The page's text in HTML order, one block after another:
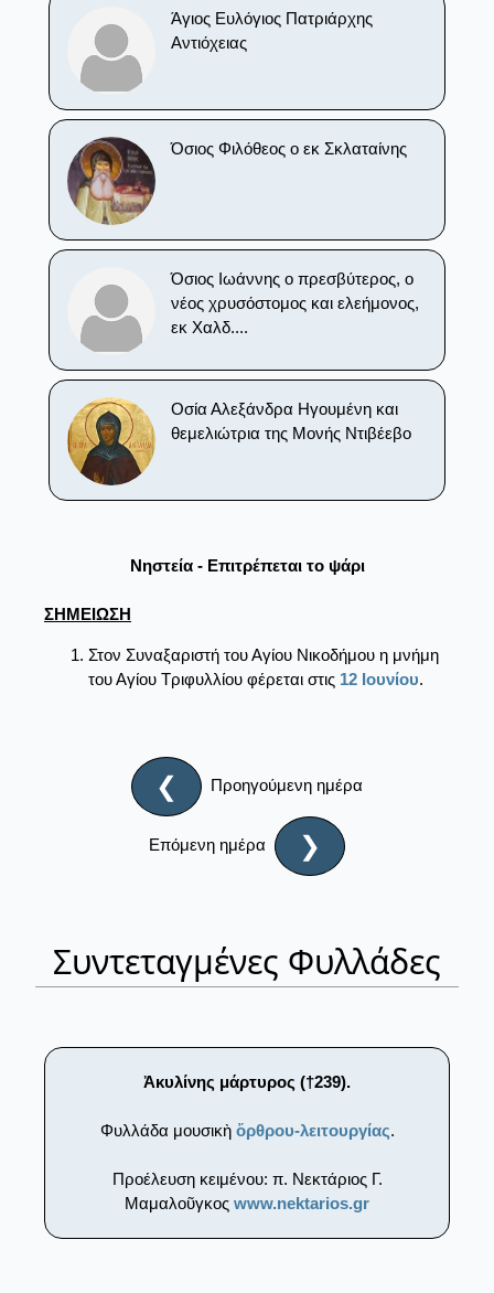
Άγιος Ευλόγιος Πατριάρχης
Αντιόχειας
Όσιος Φιλόθεος ο εκ Σκλαταίνης
Όσιος Ιωάννης ο πρεσβύτερος, ο
νέος χρυσόστομος και ελεήμονος,
εκ Χαλδ....
Οσία Αλεξάνδρα Ηγουμένη και
θεμελιώτρια της Μονής Ντιβέεβο
Νηστεία - Επιτρέπεται το ψάρι
ΣΗΜΕΙΩΣΗ
Στον Συναξαριστή του Αγίου Νικοδήμου η μνήμη
του Αγίου Τριφυλλίου φέρεται στις 12 Ιουνίου.
❮ Προηγούμενη ημέρα
Επόμενη ημέρα ❯
Συντεταγμένες Φυλλάδες
Ἀκυλίνης μάρτυρος (†239).
Φυλλάδα μουσικὴ ὄρθρου-λειτουργίας.
Προέλευση κειμένου: π. Νεκτάριος Γ.
Μαμαλοῦγκος www.nektarios.gr